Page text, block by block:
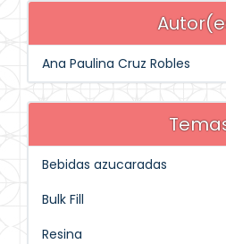
Ana Paulina Cruz Robles
Bebidas azucaradas
Bulk Fill
Resina